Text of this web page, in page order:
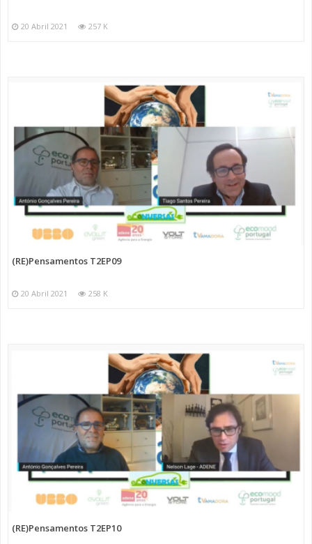
20 Abril 2021 257 K
(RE)Pensamentos T2EP09
20 Abril 2021 258 K
(RE)Pensamentos T2EP10